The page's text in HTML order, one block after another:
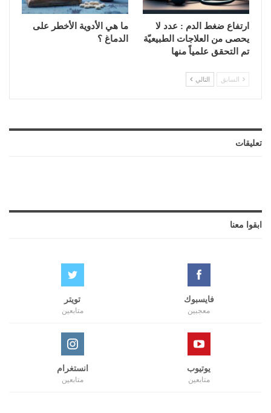
ارتفاع ضغط الدم : عدد لا
يحصى من العلاجات الطبيعيّة
تم التحقق علمياً منها
ما هي الأدوية الأخطر على
الدماغ ؟
السابق التالي
تعليقات
ابقوا معنا
فايسبوك
معجبين
تويتر
متابعين
يوتيوب
متابعين
انستغرام
متابعين